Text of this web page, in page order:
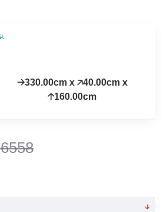
🡢330.00cm x 🡥40.00cm x
🡡160.00cm